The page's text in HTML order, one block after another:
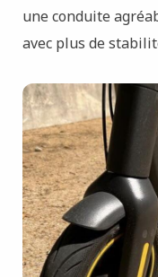
une conduite
avec plus de